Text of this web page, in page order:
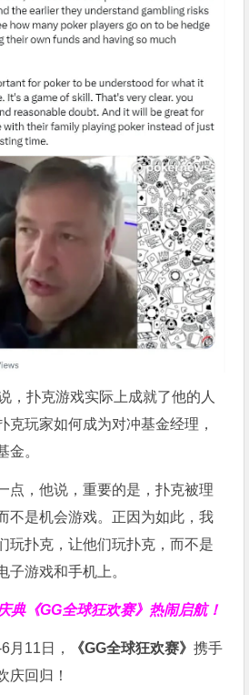
，扑克游戏实际上成就了他的人
克玩家如何成为对冲基金经理，
金。
点，他说，重要的是，扑克被理
不是机会游戏。正因为如此，我
玩扑克，让他们玩扑克，而不是
子游戏和手机上。
典《GG全球狂欢赛》 热闹启航！
月11日， 《GG全球狂欢赛》携手
庆回归！